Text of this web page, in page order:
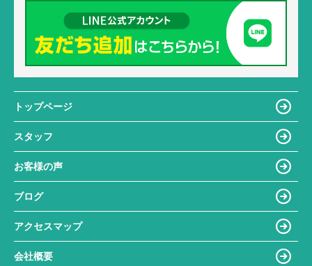
トップページ
スタッフ
お客様の声
ブログ
アクセスマップ
会社概要